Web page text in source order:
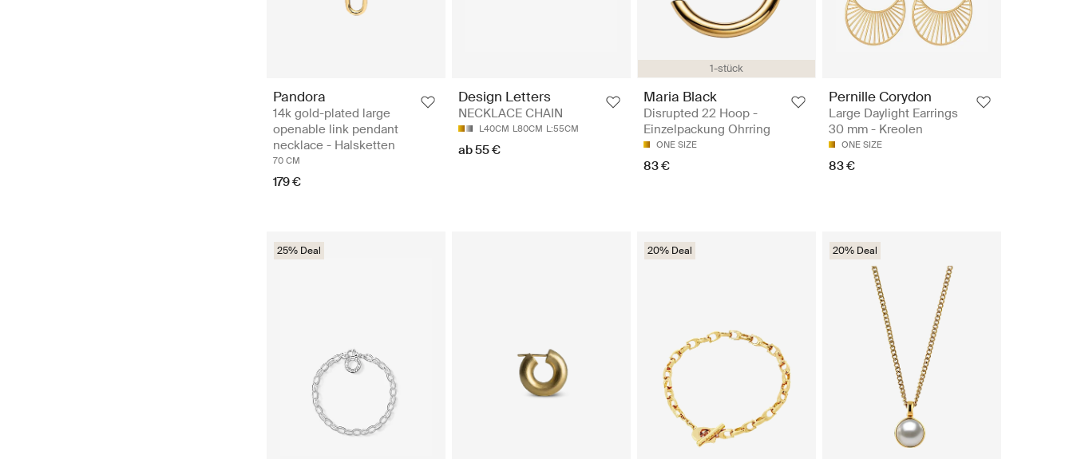
Pandora
14k gold-plated large
openable link pendant
necklace - Halsketten
70 CM
179 €
Design Letters
NECKLACE CHAIN
L40CM L80CM L:55CM
ab 55 €
1-stück
Maria Black
Disrupted 22 Hoop -
Einzelpackung Ohrring
ONE SIZE
83 €
Pernille Corydon
Large Daylight Earrings
30 mm - Kreolen
ONE SIZE
83 €
25% Deal 20% Deal 20% Deal